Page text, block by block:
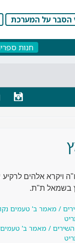
הסבר על המערכת
חנות
ויקרא אלהים
בשמאל ת"ת.
/ מאמר ב' טעמים
/ מאמר ב' טעמים